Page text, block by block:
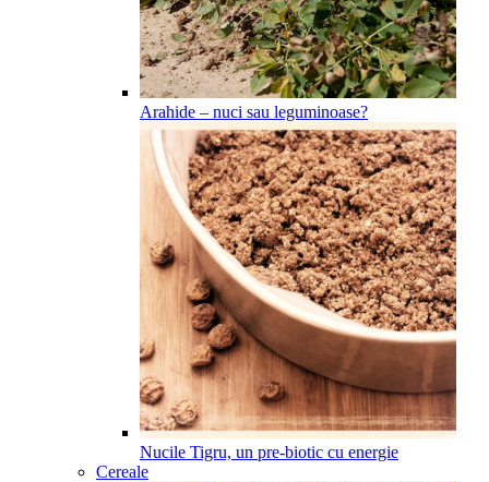
Arahide – nuci sau leguminoase?
Nucile Tigru, un pre-biotic cu energie
Cereale